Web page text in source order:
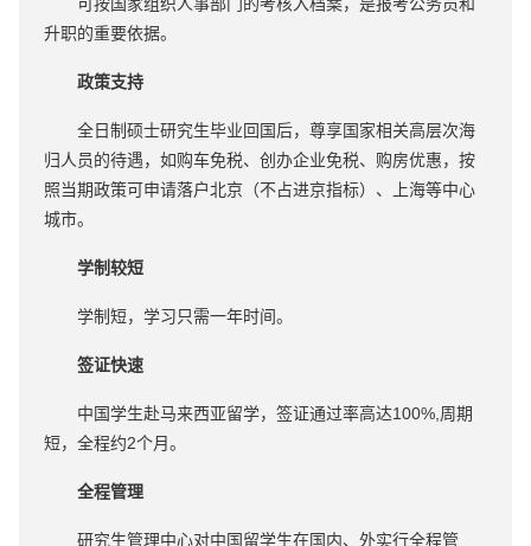
升职的重要依据。
政策支持
全日制硕士研究生毕业回国后，尊享国家相关高层次海
归人员的待遇，如购车免税、创办企业免税、购房优惠，按
照当期政策可申请落户北京（不占进京指标）、上海等中心
城市。
学制较短
学制短，学习只需一年时间。
签证快速
中国学生赴马来西亚留学，签证通过率高达100%,周期
短，全程约2个月。
全程管理
研究生管理中心对中国留学生在国内、外实行全程管